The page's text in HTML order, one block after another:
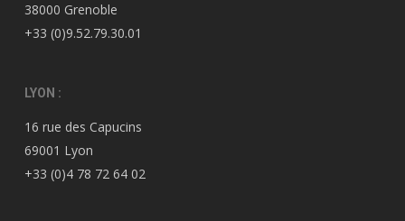
38000 Grenoble
+33 (0)9.52.79.30.01
LYON :
16 rue des Capucins
69001 Lyon
+33 (0)4 78 72 64 02